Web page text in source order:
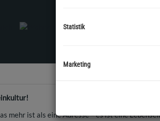
mehr ist als eine Adresse – es ist eine
Statistik
Marketing